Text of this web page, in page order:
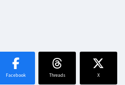
Facebook Threads X